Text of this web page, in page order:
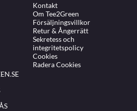
Kontakt
Om Tee2Green
Försäljningsvillkor
Retur & Ångerrätt
Sekretess och
integritetspolicy
Cookies
Radera Cookies